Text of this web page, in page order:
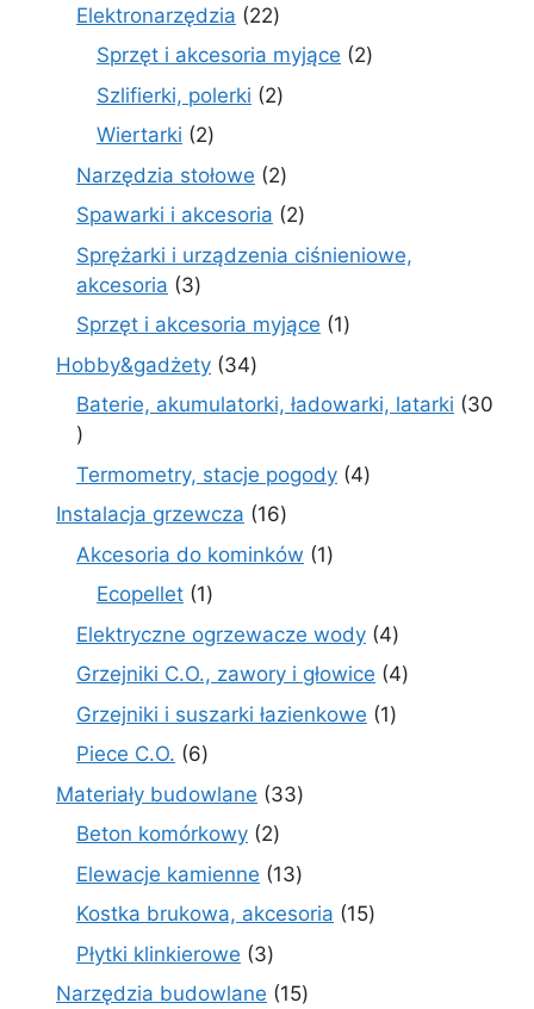
Elektronarzędzia 2222
produkty
Sprzęt i akcesoria myjące 22
Szlifierki, polerki 22
Wiertarki 22
produkty
Narzędzia stołowe 22
produkty
Spawarki i akcesoria 22
produkty
Sprężarki i urządzenia ciśnieniowe,
akcesoria
33
produkty
Sprzęt i akcesoria myjące 11
Hobby&gadżety 3434
produkty
Baterie, akumulatorki, ładowarki, latarki
30
30
produktów
Termometry, stacje pogody 44
Instalacja grzewcza 1616
produktów
Akcesoria do kominków 11
Ecopellet 11
Elektryczne ogrzewacze wody 44
produkty
Grzejniki C.O., zawory i głowice 44
Grzejniki i suszarki łazienkowe 11
Piece C.O. 66
produktów
Materiały budowlane 3333
Beton komórkowy 22
produkty
Elewacje kamienne 1313
produktów
Kostka brukowa, akcesoria 1515
Płytki klinkierowe 33
produkty
Narzędzia budowlane 1515